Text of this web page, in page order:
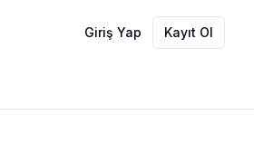
Giriş Yap Kayıt Ol